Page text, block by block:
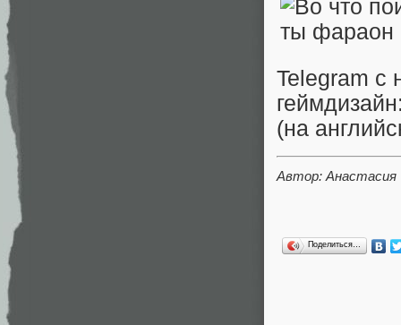
Telegram с
(на
Автор: Анастасия
Поделиться…